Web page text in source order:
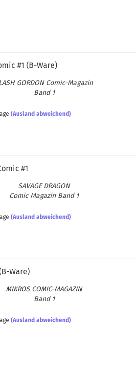
#1 (B-​Ware)
GOR­DON Comic-​Magazin
Band 1
(Ausland abweichend)
#1
SA­VA­GE DRA­GON
Comic Ma­ga­zin Band 1
(Ausland abweichend)
​Ware)
MI­KROS COMIC-​MAGAZIN
Band 1
(Ausland abweichend)